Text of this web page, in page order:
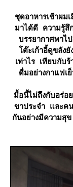
ชุดอาหารเช้าผม
มาได้ดี ความรู้สึ
บรรยากาศพาไ
ต๊ะเก้าอี้ดูขลัง
เท่าไร เทียบกับ
ดื่มอย่างกาแฟเ
มื้อนี้ไม่ถึงกับอร่อ
ขาประจำ และคน
กันอย่างมีความสุ